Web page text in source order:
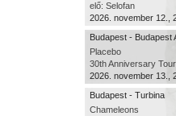
elő: Selofan
2026. november 12.,
Budapest - Budapest
Placebo
30th Anniversary Tour
2026. november 13.,
Budapest - Turbina
Chameleons